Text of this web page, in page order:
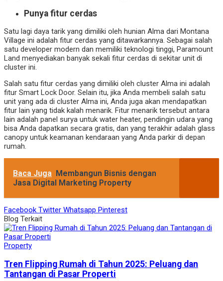
Punya fitur cerdas
Satu lagi daya tarik yang dimiliki oleh hunian Alma dari Montana
Village ini adalah fitur cerdas yang ditawarkannya. Sebagai salah
satu developer modern dan memiliki teknologi tinggi, Paramount
Land menyediakan banyak sekali fitur cerdas di sekitar unit di
cluster ini.
Salah satu fitur cerdas yang dimiliki oleh cluster Alma ini adalah
fitur Smart Lock Door. Selain itu, jika Anda membeli salah satu
unit yang ada di cluster Alma ini, Anda juga akan mendapatkan
fitur lain yang tidak kalah menarik. Fitur menarik tersebut antara
lain adalah panel surya untuk water heater, pendingin udara yang
bisa Anda dapatkan secara gratis, dan yang terakhir adalah glass
canopy untuk keamanan kendaraan yang Anda parkir di depan
rumah.
Baca Juga Membangun Bisnis dengan
Jasa Digital Marketing Property
Facebook Twitter Whatsapp Pinterest
Blog Terkait
Property
Tren Flipping Rumah di Tahun 2025: Peluang dan
Tantangan di Pasar Properti